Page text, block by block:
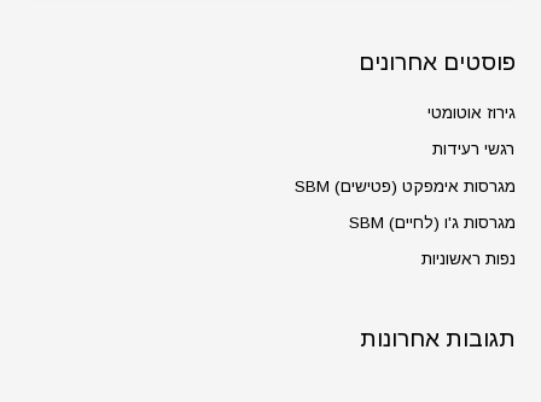
e
r
r
:
פוסטים אחרונים
גירוז אוטומטי
רגשי רעידות
מגרסות אימפקט (פטישים) SBM
מגרסות ג'ו (לחיים) SBM
נפות ראשוניות
תגובות אחרונות